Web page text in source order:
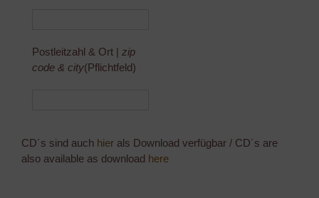
Postleitzahl & Ort | zip
code & city(Pflichtfeld)
CD´s sind auch hier als Download verfügbar / CD´s are
also available as download here